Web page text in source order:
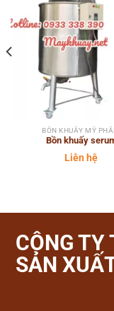
BỒN KHUẤY MỸ
Bồn khuấy
Liên hệ
CÔNG TY
SẢN